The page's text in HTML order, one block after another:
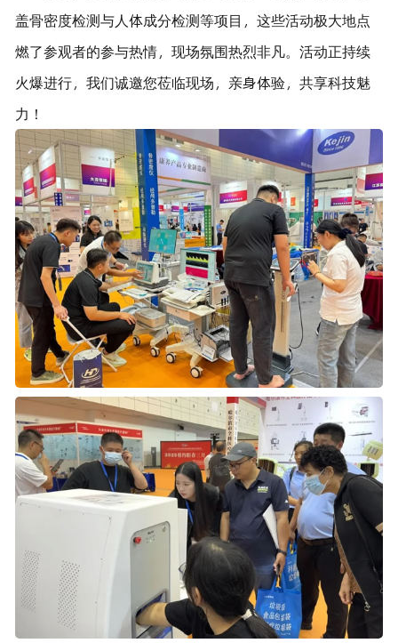
盖骨密度检测与人体成分检测等项目，这些活动极大地点
燃了参观者的参与热情，现场氛围热烈非凡。活动正持续
火爆进行，我们诚邀您莅临现场，亲身体验，共享科技魅
力！